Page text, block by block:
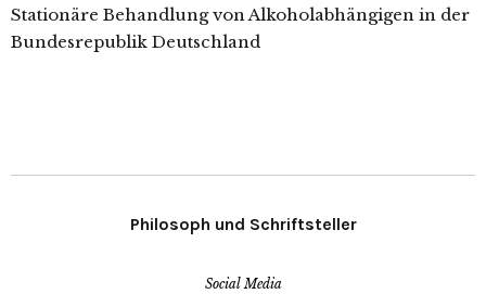
Stationäre Behandlung von Alkoholabhängigen in der
Bundesrepublik Deutschland
Philosoph und Schriftsteller
Social Media